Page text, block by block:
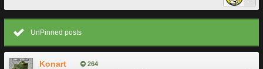
UnPinned posts
Konart 264